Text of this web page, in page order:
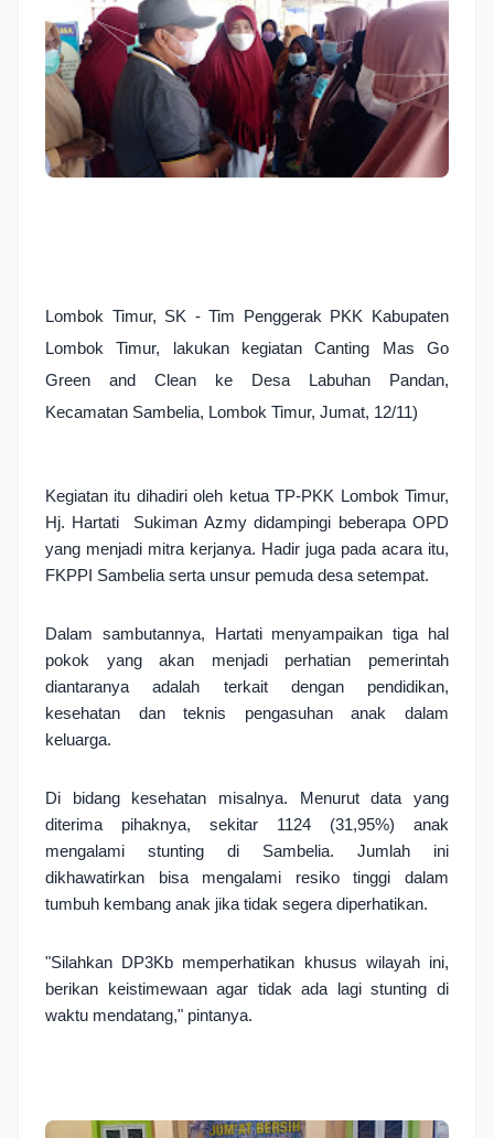
Lombok Timur, SK - Tim Penggerak PKK Kabupaten
Lombok Timur, lakukan kegiatan Canting Mas Go
Green and Clean ke Desa Labuhan Pandan,
Kecamatan Sambelia, Lombok Timur, Jumat, 12/11)
Kegiatan itu dihadiri oleh ketua TP-PKK Lombok Timur,
Hj. Hartati  Sukiman Azmy didampingi beberapa OPD
yang menjadi mitra kerjanya. Hadir juga pada acara itu,
FKPPI Sambelia serta unsur pemuda desa setempat.
Dalam sambutannya, Hartati menyampaikan tiga hal
pokok yang akan menjadi perhatian pemerintah
diantaranya adalah terkait dengan pendidikan,
kesehatan dan teknis pengasuhan anak dalam
keluarga.
Di bidang kesehatan misalnya. Menurut data yang
diterima pihaknya, sekitar 1124 (31,95%) anak
mengalami stunting di Sambelia. Jumlah ini
dikhawatirkan bisa mengalami resiko tinggi dalam
tumbuh kembang anak jika tidak segera diperhatikan.
"Silahkan DP3Kb memperhatikan khusus wilayah ini,
berikan keistimewaan agar tidak ada lagi stunting di
waktu mendatang," pintanya.